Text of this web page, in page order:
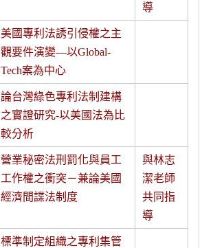
導
美國專利法誘引侵權之主
觀要件演變—以Global-
Tech案為中心
論台灣綠色專利法制建構
之實證研究-以美國法為比
較分析
營業秘密法刑罰化與員工
工作權之衝突－兼論美國
經濟間諜法制度
與林志
潔老師
共同指
導
標準制定組織之專利集管